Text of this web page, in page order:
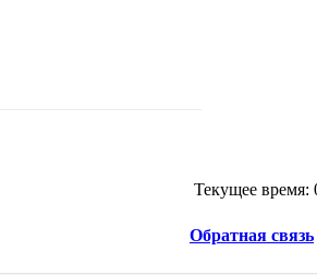
Текущее время:
Обратная связь